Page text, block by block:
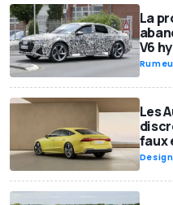
La
V6
Les
faux
Design